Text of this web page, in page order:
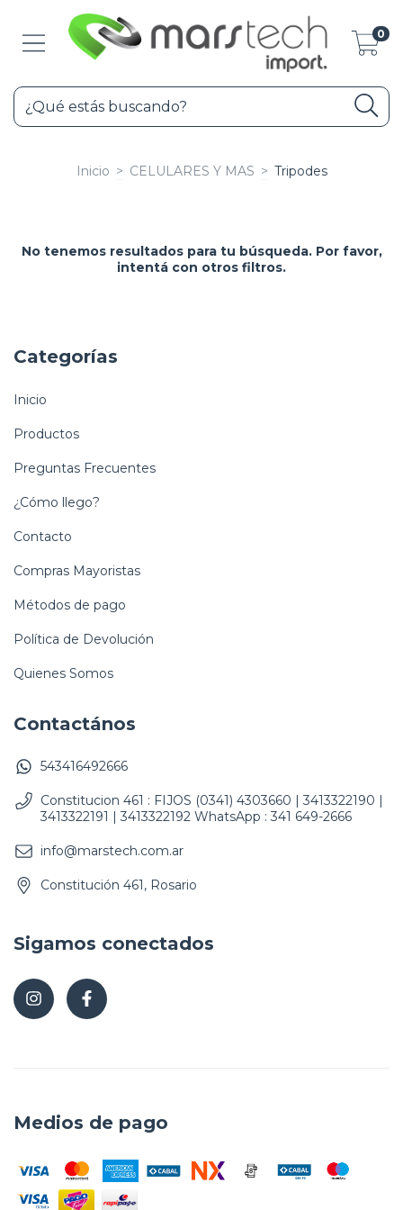
0
Inicio > CELULARES Y MAS > Tripodes
No tenemos resultados para tu búsqueda. Por favor,
intentá con otros filtros.
Categorías
Inicio
Productos
Preguntas Frecuentes
¿Cómo llego?
Contacto
Compras Mayoristas
Métodos de pago
Política de Devolución
Quienes Somos
Contactános
543416492666
Constitucion 461 : FIJOS (0341) 4303660 | 3413322190 |
3413322191 | 3413322192 WhatsApp : 341 649-2666
info@marstech.com.ar
Constitución 461, Rosario
Sigamos conectados
Medios de pago